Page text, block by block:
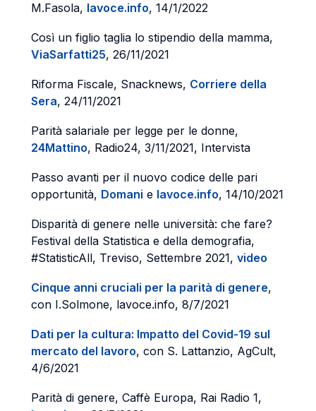
M.Fasola, lavoce.info, 14/1/2022
Così un figlio taglia lo stipendio della mamma,
ViaSarfatti25, 26/11/2021
Riforma Fiscale, Snacknews, Corriere della
Sera, 24/11/2021
Parità salariale per legge per le donne,
24Mattino, Radio24, 3/11/2021, Intervista
Passo avanti per il nuovo codice delle pari
opportunità, Domani e lavoce.info, 14/10/2021
Disparità di genere nelle università: che fare?
Festival della Statistica e della demografia,
#StatisticAll, Treviso, Settembre 2021, video
Cinque anni cruciali per la parità di genere,
con I.Solmone, lavoce.info, 8/7/2021
Dati per la cultura: Impatto del Covid-19 sul
mercato del lavoro, con S. Lattanzio, AgCult,
4/6/2021
Parità di genere, Caffè Europa, Rai Radio 1,